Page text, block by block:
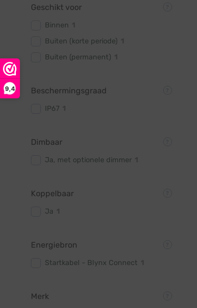
9,4
Geschikt voor
Binnen
Buiten (korte periode)
Buiten (permanent)
Beschermingsgraad
IP67
Dimbaar
Ja, met optionele dimmer
Koppelbaar
Ja
Energiebron
Startkabel - Blynx Connect
Merk